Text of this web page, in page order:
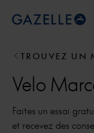
Royal Dutch Gazelle
TROUVEZ UN
Velo
Faites un essai
et recevez des